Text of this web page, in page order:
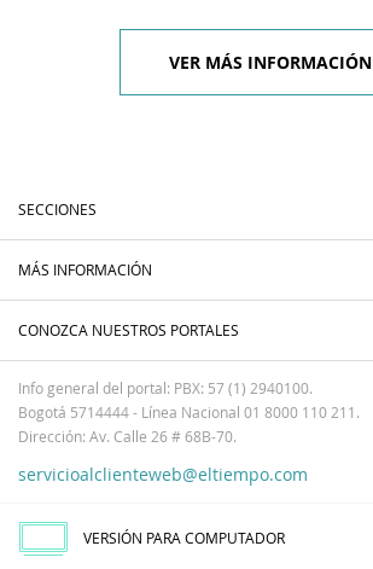
VER MÁS INFORMACIÓN
SECCIONES
MÁS INFORMACIÓN
CONOZCA NUESTROS PORTALES
Info general del portal: PBX: 57 (1) 2940100.
Bogotá 5714444 - Línea Nacional 01 8000 110 211.
Dirección: Av. Calle 26 # 68B-70.
servicioalclienteweb@eltiempo.com
VERSIÓN PARA COMPUTADOR